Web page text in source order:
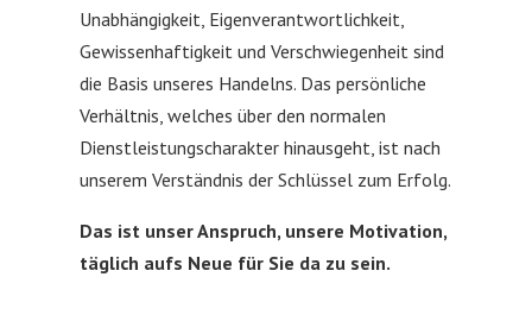
Unabhängigkeit, Eigenverantwortlichkeit,
Gewissenhaftigkeit und Verschwiegenheit sind
die Basis unseres Handelns. Das persönliche
Verhältnis, welches über den normalen
Dienstleistungscharakter hinausgeht, ist nach
unserem Verständnis der Schlüssel zum Erfolg.
Das ist unser Anspruch, unsere Motivation,
täglich aufs Neue für Sie da zu sein.